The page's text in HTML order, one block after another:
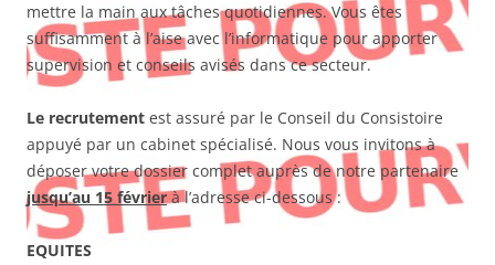
mettre la main aux tâches quotidiennes. Vous êtes
suffisamment à l’aise avec l’informatique pour apporter
supervision et conseils avisés dans ce secteur.
Le recrutement est assuré par le Conseil du Consistoire
appuyé par un cabinet spécialisé. Nous vous invitons à
déposer votre dossier complet auprès de notre partenaire
jusqu’au 15 févrierà l’adresse ci-dessous :
EQUITES